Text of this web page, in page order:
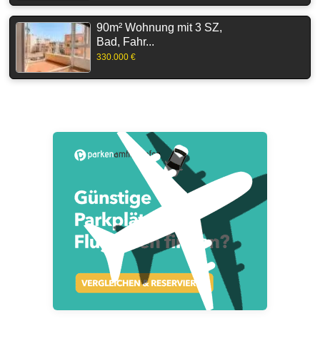
90m² Wohnung mit 3 SZ,
Bad, Fahr...
330.000 €